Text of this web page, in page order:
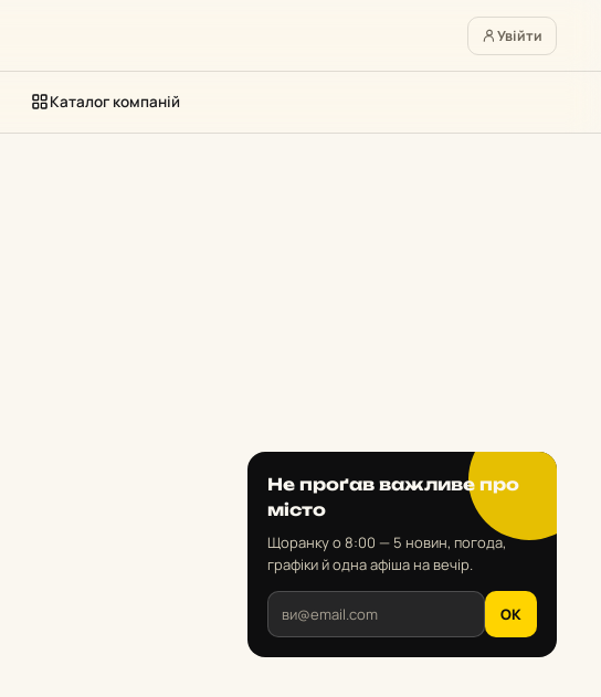
Увійти
Каталог компаній
Не проґав важливе про
місто
Щоранку о 8:00 — 5 новин, погода,
графіки й одна афіша на вечір.
OK